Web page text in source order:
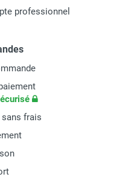
professionnel
sans frais